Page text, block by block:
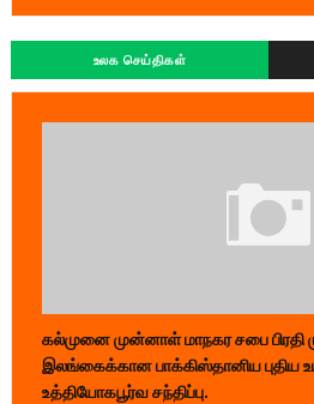
உலக செய்திகள்
கல்முனை முன்னாள் மாநகர சபை
இலங்கைக்கான பாக்கிஸ்தானிய புதிய
உத்தியோகபூர்வ சந்திப்பு.